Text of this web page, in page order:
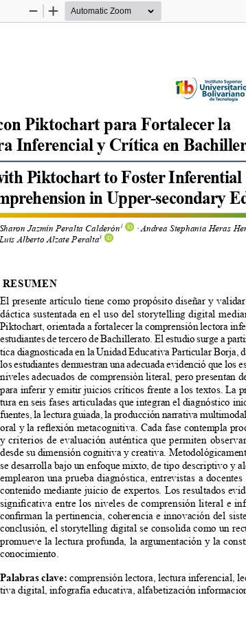
Zoom
Zoom
Piktochart para Fortalecer la
Inferencial y Crítica en
Piktochart to Foster Inferential
in Upper-secondary
RESUMEN
El presente artículo tiene como propósito diseñar y
dáctica sustentada en el uso del storytelling digital
Piktochart, orientada a fortalecer la comprensión lectora
estudiantes de tercero de Bachillerato. El estudio surge a
tica diagnosticada en la Unidad Educativa Particular Borja,
los estudiantes demuestran una adecuada evidenció que los
niveles adecuados de comprensión literal, pero presentan
para inferir y emitir juicios críticos frente a los textos. La
tura en seis fases articuladas que integran el diagnóstico
fuentes, la lectura guiada, la producción narrativa
oral y la reflexión metacognitiva. Cada fase contempla
y criterios de evaluación auténtica que permiten
desde su dimensión cognitiva y creativa.
se desarrolla bajo un enfoque mixto, de tipo descriptivo y
emplearon una prueba diagnóstica, entrevistas a
contenido mediante juicio de expertos. Los resultados
significativa entre los niveles de comprensión literal e
confirman la pertinencia, coherencia e innovación del
conclusión, el storytelling digital se consolida como un
promueve la lectura profunda, la argumentación y la
conocimiento.
Palabras clave: comprensión lectora, lectura inferencial,
tiva digital, infografía educativa, alfabetización
Sharon Jazmín Peralta Calderón 1 · Andrea Stephania Heras
Luis Alberto Alzate Peralta 3